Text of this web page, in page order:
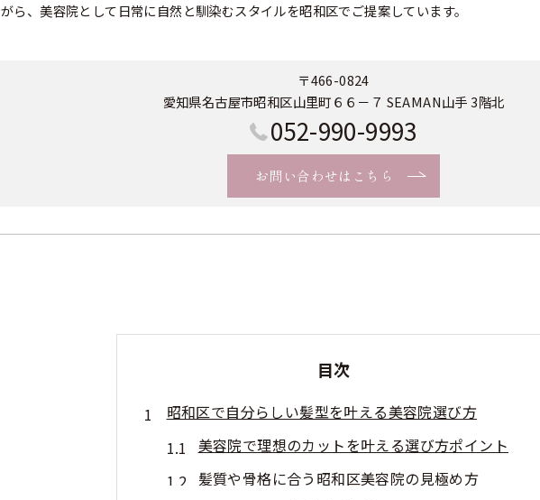
がら、美容院として日常に自然と馴染むスタイルを昭和区でご提案しています。
〒466-0824
愛知県名古屋市昭和区山里町６６－７ SEAMAN山手 3階北
052-990-9993
お問い合わせはこちら
目次
昭和区で自分らしい髪型を叶える美容院選び方
美容院で理想のカットを叶える選び方ポイント
髪質や骨格に合う昭和区美容院の見極め方